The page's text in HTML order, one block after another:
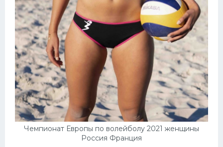
Чемпионат Европы по волейболу 2021 женщины
Россия Франция